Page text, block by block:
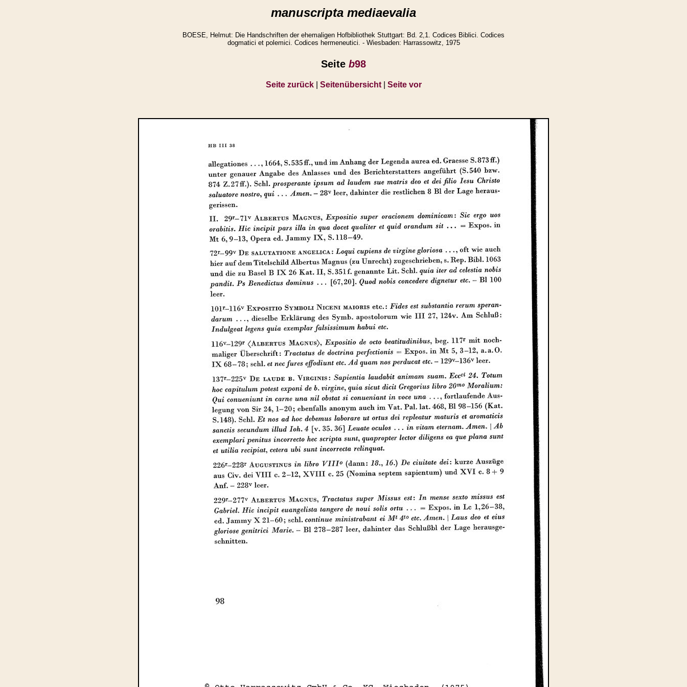
manuscripta mediaevalia
BOESE, Helmut: Die Handschriften der ehemaligen Hofbibliothek Stuttgart: Bd. 2,1. Codices Biblici. Codices
dogmatici et polemici. Codices hermeneutici. - Wiesbaden: Harrassowitz, 1975
Seite b98
Seite zurück| Seitenübersicht| Seite vor